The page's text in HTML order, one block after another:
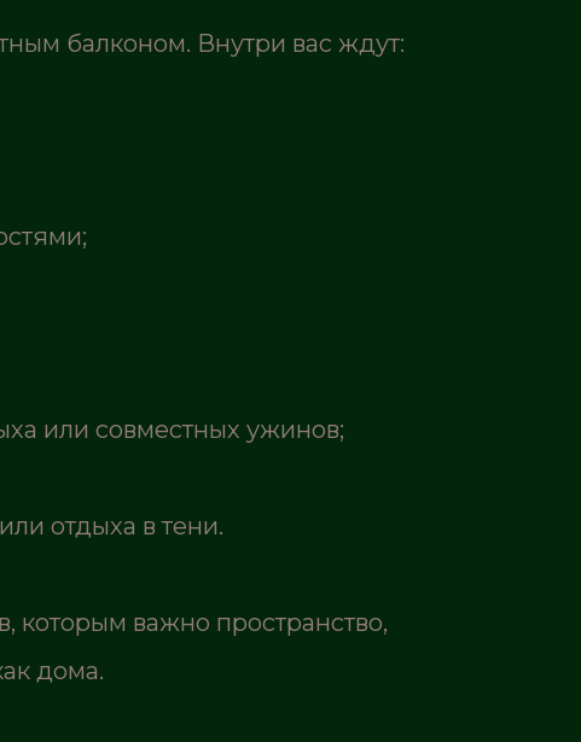
балконом. Внутри вас ждут:
или совместных ужинов;
отдыха в тени.
которым важно пространство,
дома.